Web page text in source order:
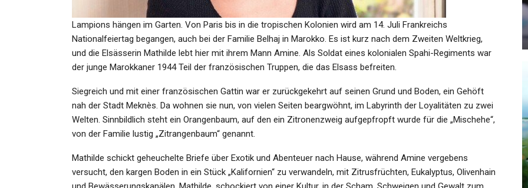
Lampions hängen im Garten. Von Paris bis in die tropischen Kolonien wird am 14. Juli Frankreichs
Nationalfeiertag begangen, auch bei der Familie Belhaj in Marokko. Es ist kurz nach dem Zweiten Weltkrieg,
und die Elsässerin Mathilde lebt hier mit ihrem Mann Amine. Als Soldat eines kolonialen Spahi-Regiments war
der junge Marokkaner 1944 Teil der französischen Truppen, die das Elsass befreiten.
Siegreich und mit einer französischen Gattin war er zurückgekehrt auf seinen Grund und Boden, ein Gehöft
nah der Stadt Meknès. Da wohnen sie nun, von vielen Seiten beargwöhnt, im Labyrinth der Loyalitäten zu zwei
Welten. Sinnbildlich steht ein Orangenbaum, auf den ein Zitronenzweig aufgepfropft wurde für die „Mischehe“,
von der Familie lustig „Zitrangenbaum“ genannt.
Mathilde schickt geheuchelte Briefe über Exotik und Abenteuer nach Hause, während Amine vergebens
versucht, den kargen Boden in ein Stück „Kalifornien“ zu verwandeln, mit Zitrusfrüchten, Eukalyptus, Olivenhain
Berechnet – Mit Diesen…
GESUNDHEIT
Sri Lanka: 13 Menschen Nach
Elefantenangriff In Sri Lanka
Admin Jul 7, 2024
Enttäuschung Und Stolz
Admin Feb 9, 2023